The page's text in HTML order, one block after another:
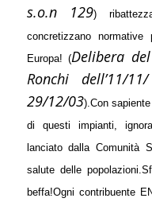
s.o.n 129)
concretizzano
Europa! (Delibera
Ronchi dell’11/
29/12/03).Con
di questi impianti,
lanciato dalla Comunità
salute delle popolazioni.
beffa!Ogni contribuente